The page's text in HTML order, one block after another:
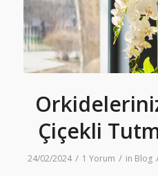
Çiçekli
24/02/2024 / 1 Yorum / in Blog